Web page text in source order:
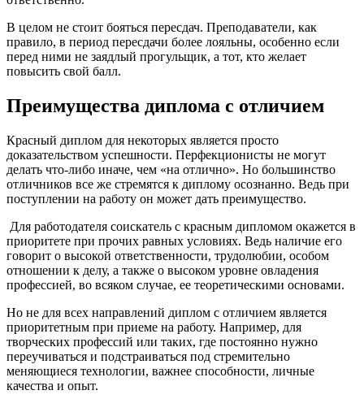
В целом не стоит бояться пересдач. Преподаватели, как
правило, в период пересдачи более лояльны, особенно если
перед ними не заядлый прогульщик, а тот, кто желает
повысить свой балл.
Преимущества диплома с отличием
Красный диплом для некоторых является просто
доказательством успешности. Перфекционисты не могут
делать что-либо иначе, чем «на отлично». Но большинство
отличников все же стремятся к диплому осознанно. Ведь при
поступлении на работу он может дать преимущество.
Для работодателя соискатель с красным дипломом окажется в
приоритете при прочих равных условиях. Ведь наличие его
говорит о высокой ответственности, трудолюбии, особом
отношении к делу, а также о высоком уровне овладения
профессией, во всяком случае, ее теоретическими основами.
Но не для всех направлений диплом с отличием является
приоритетным при приеме на работу. Например, для
творческих профессий или таких, где постоянно нужно
переучиваться и подстраиваться под стремительно
меняющиеся технологии, важнее способности, личные
качества и опыт.